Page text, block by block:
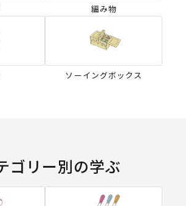
編み物
ソーイングボックス
ゴリー別の学ぶ